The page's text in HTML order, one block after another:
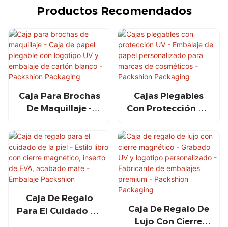
Productos Recomendados
Caja Para Brochas
De Maquillaje -
Plegable Con
Logotipo UV Y
Embalaje De
Cartón Blanco -
Packshion
Packaging
Cajas Plegables
Con Protección UV
Papel
Personalizado
Para Marcas De
Cosméticos -
Packshion
Caja De Regalo
Para El Cuidado De
Caja De Regalo De
Lujo Con Cierre